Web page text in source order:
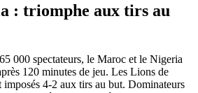
: triomphe aux tirs au
000 spectateurs, le Maroc et le Nigeria
120 minutes de jeu. Les Lions de
imposés 4-2 aux tirs au but. Dominateurs